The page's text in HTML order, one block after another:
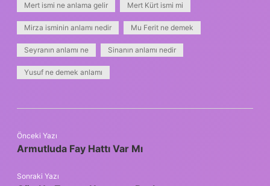
Mert ismi ne anlama gelir Mert Kürt ismi mi
Mirza isminin anlamı nedir Mu Ferit ne demek
Seyranın anlamı ne Sinanın anlamı nedir
Yusuf ne demek anlamı
Önceki Yazı
Armutluda Fay Hattı Var Mı
Sonraki Yazı